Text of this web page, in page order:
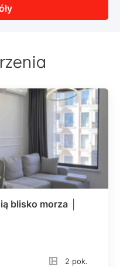
blisko morza │
2 pok.